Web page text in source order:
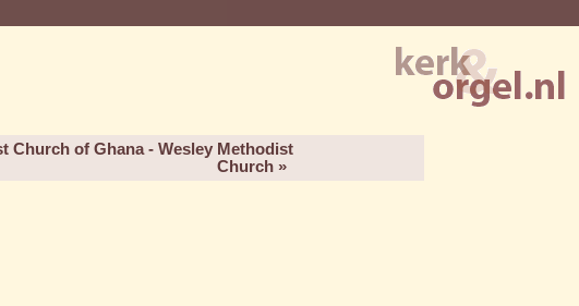
Church of Ghana - Wesley Methodist
Church »